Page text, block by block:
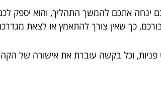
ינחה אתכם להמשך התהליך, והוא יספק
כך שאין צורך להתאמץ או לצאת
וכל בקשה עוברת את אישורה של